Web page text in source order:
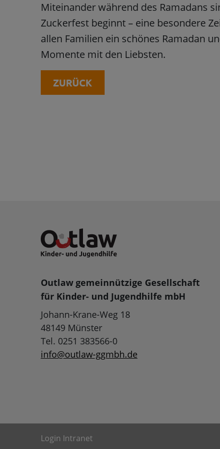
Miteinander während des Ramadans
Zuckerfest beginnt – eine besondere
allen Familien ein schönes Ramadan
Momente mit den Liebsten.
ZURÜCK
Outlaw gemeinnützige Gesellschaft
für Kinder- und Jugendhilfe mbH
Johann-Krane-Weg 18
48149 Münster
Tel. 0251 383566-0
info@outlaw-ggmbh.de
Login Intranet